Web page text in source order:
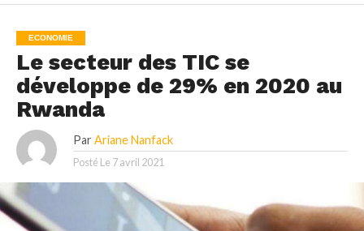
ECONOMIE
Le secteur des TIC se
développe de 29% en 2020 au
Rwanda
Par Ariane Nanfack
Posté Le 7 avril 2021